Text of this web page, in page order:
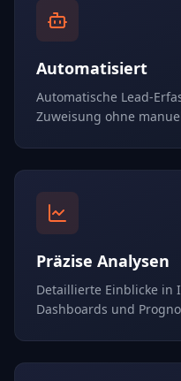
Automatisiert
Automatische Lead-
Zuweisung ohne
Präzise Analysen
Detaillierte Einblicke in
Dashboards und